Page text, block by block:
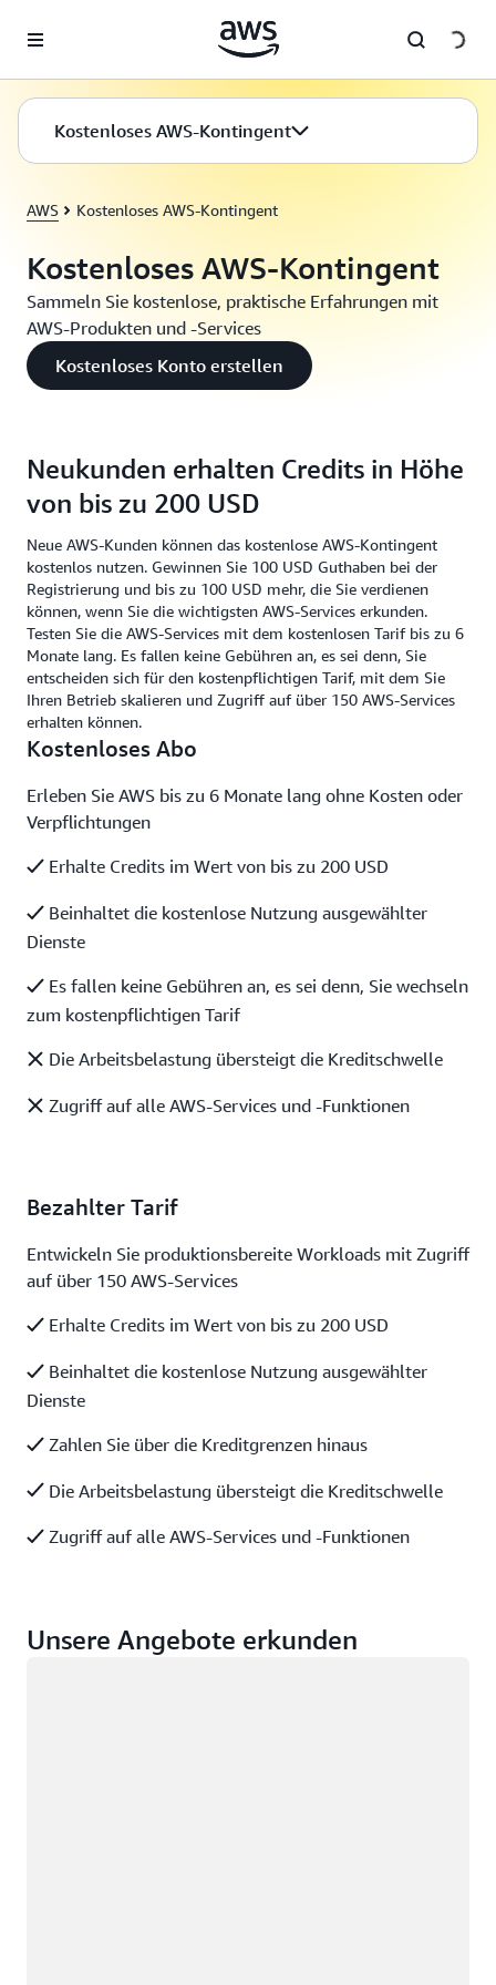
Überspringen zum Hauptinhalt
Kostenloses AWS-Kontingent
AWS Kostenloses AWS-Kontingent
Kostenloses AWS-Kontingent
Sammeln Sie kostenlose, praktische Erfahrungen mit
AWS-Produkten und -Services
Kostenloses Konto erstellen
Neukunden erhalten Credits in Höhe
von bis zu 200 USD
Neue AWS-Kunden können das kostenlose AWS-Kontingent
kostenlos nutzen. Gewinnen Sie 100 USD Guthaben bei der
Registrierung und bis zu 100 USD mehr, die Sie verdienen
können, wenn Sie die wichtigsten AWS-Services erkunden.
Testen Sie die AWS-Services mit dem kostenlosen Tarif bis zu 6
Monate lang. Es fallen keine Gebühren an, es sei denn, Sie
entscheiden sich für den kostenpflichtigen Tarif, mit dem Sie
Ihren Betrieb skalieren und Zugriff auf über 150 AWS-Services
erhalten können.
Kostenloses Abo
Erleben Sie AWS bis zu 6 Monate lang ohne Kosten oder
Verpflichtungen
Erhalte Credits im Wert von bis zu 200 USD
Beinhaltet die kostenlose Nutzung ausgewählter
Dienste
Es fallen keine Gebühren an, es sei denn, Sie wechseln
zum kostenpflichtigen Tarif
Die Arbeitsbelastung übersteigt die Kreditschwelle
Zugriff auf alle AWS-Services und -Funktionen
Bezahlter Tarif
Entwickeln Sie produktionsbereite Workloads mit Zugriff
auf über 150 AWS-Services
Erhalte Credits im Wert von bis zu 200 USD
Beinhaltet die kostenlose Nutzung ausgewählter
Dienste
Zahlen Sie über die Kreditgrenzen hinaus
Die Arbeitsbelastung übersteigt die Kreditschwelle
Zugriff auf alle AWS-Services und -Funktionen
Unsere Angebote erkunden